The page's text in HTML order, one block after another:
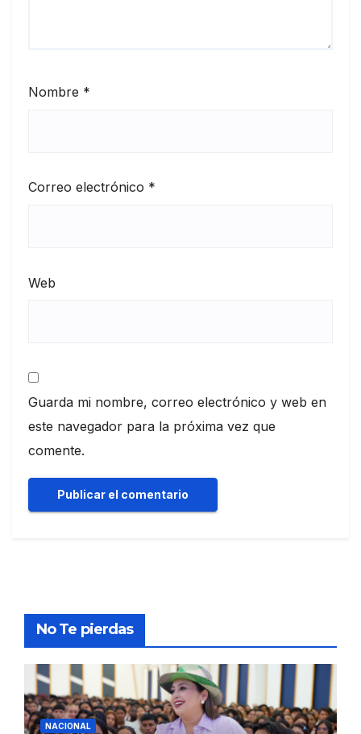
Nombre *
Correo electrónico *
Web
Guarda mi nombre, correo electrónico y web en
este navegador para la próxima vez que
comente.
No Te pierdas
NACIONAL